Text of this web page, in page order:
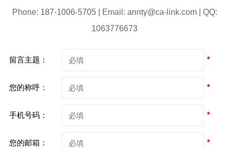
Phone: 187-1006-5705 | Email: annty@ca-link.com | QQ:
1063776673
留言主题： *
您的称呼： *
手机号码： *
您的邮箱： *